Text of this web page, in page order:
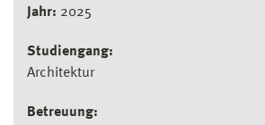
Jahr: 2025
Studiengang:
Architektur
Betreuung: